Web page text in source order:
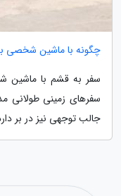
چگونه با ماشین شخصی
سفر به قشم با ماشین
سفرهای زمینی طولانی
جالب توجهی نیز در بر